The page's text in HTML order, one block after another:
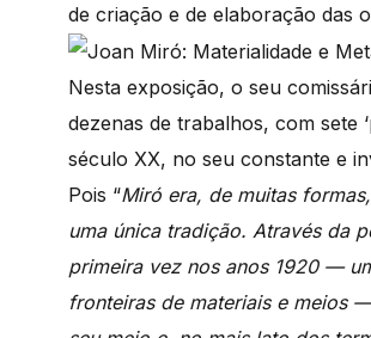
de criação e de elaboração das
Nesta exposição, o seu
dezenas de trabalhos, com sete
século XX, no seu constante e
Pois “Miró era, de muitas
uma única tradição. Através da
primeira vez nos anos 1920 —
fronteiras de materiais e meios